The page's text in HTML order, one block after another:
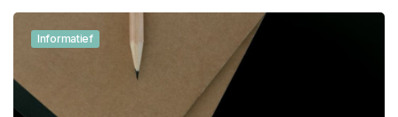
Informatief